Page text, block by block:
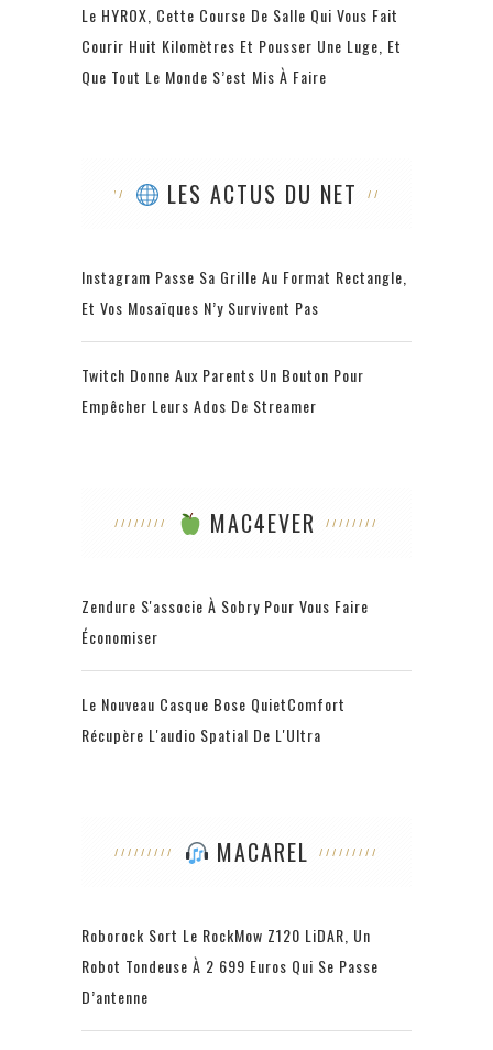
Le HYROX, Cette Course De Salle Qui Vous Fait
Courir Huit Kilomètres Et Pousser Une Luge, Et
Que Tout Le Monde S’est Mis À Faire
LES ACTUS DU NET
Instagram Passe Sa Grille Au Format Rectangle,
Et Vos Mosaïques N’y Survivent Pas
Twitch Donne Aux Parents Un Bouton Pour
Empêcher Leurs Ados De Streamer
MAC4EVER
Zendure S'associe À Sobry Pour Vous Faire
Économiser
Le Nouveau Casque Bose QuietComfort
Récupère L'audio Spatial De L'Ultra
MACAREL
Roborock Sort Le RockMow Z120 LiDAR, Un
Robot Tondeuse À 2 699 Euros Qui Se Passe
D’antenne